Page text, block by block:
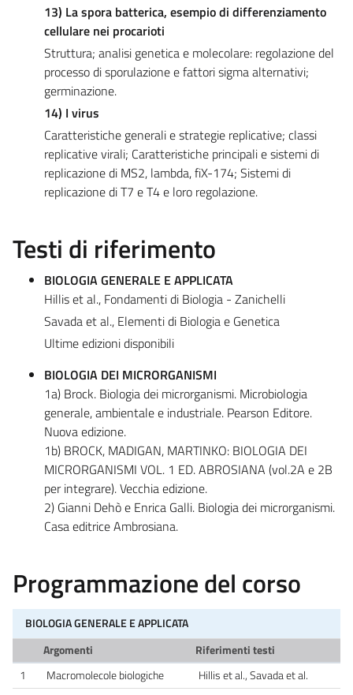
13) La spora batterica, esempio di differenziamento
cellulare nei procarioti
Struttura; analisi genetica e molecolare: regolazione del
processo di sporulazione e fattori sigma alternativi;
germinazione.
14) I virus
Caratteristiche generali e strategie replicative; classi
replicative virali; Caratteristiche principali e sistemi di
replicazione di MS2, lambda, fiX-174; Sistemi di
replicazione di T7 e T4 e loro regolazione.
Testi di riferimento
BIOLOGIA GENERALE E APPLICATA
Hillis et al., Fondamenti di Biologia - Zanichelli
Savada et al., Elementi di Biologia e Genetica
Ultime edizioni disponibili
BIOLOGIA DEI MICRORGANISMI
1a) Brock. Biologia dei microrganismi. Microbiologia
generale, ambientale e industriale. Pearson Editore.
Nuova edizione.
1b) BROCK, MADIGAN, MARTINKO: BIOLOGIA DEI
MICRORGANISMI VOL. 1 ED. ABROSIANA (vol.2A e 2B
per integrare). Vecchia edizione.
2) Gianni Dehò e Enrica Galli. Biologia dei microrganismi.
Casa editrice Ambrosiana.
Programmazione del corso
BIOLOGIA GENERALE E APPLICATA
Argomenti
Riferimenti testi
1
Macromolecole biologiche
Hillis et al., Savada et al.